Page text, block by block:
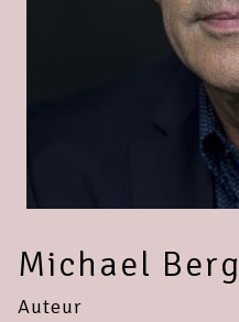
Michael Berg
Auteur